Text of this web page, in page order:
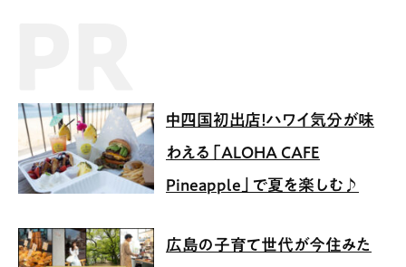
中四国初出店！ハワイ気分が味
わえる「ALOHA CAFE
Pineapple」で夏を楽しむ♪
広島の子育て世代が今住みた